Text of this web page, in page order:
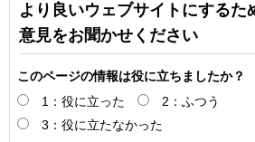
より良いウェブサイトにするた
意見をお聞かせください
このページの情報は役に立ちましたか？
1：役に立った
2：ふつう
3：役に立たなかった